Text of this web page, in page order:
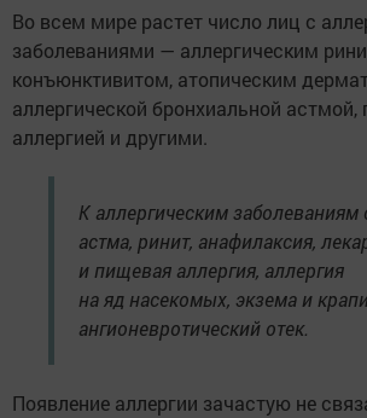
Во всем мире растет число лиц с
заболеваниями — аллергическим
конъюнктивитом, атопическим
аллергической бронхиальной
аллергией и другими.
К аллергическим заболеваниям
астма, ринит, анафилаксия,
и пищевая аллергия, аллергия
на яд насекомых, экзема и
ангионевротический отек.
Появление аллергии зачастую не